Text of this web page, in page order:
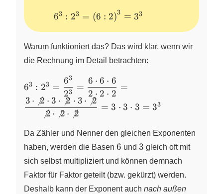
6^3 : 2^3
\right)^3
= 3^3
63 : 23 = (6 : 2)3 = 33
Warum funktioniert das? Das wird klar, wenn wir
die Rechnung im Detail betrachten:
6^3 : 2^3 =
\dfrac{6^3}
{2^3} =
\dfrac{6
\cdot 6}{2
\cdot 2
\cdot 2} =
\dfrac{3\,
\cdot
63 : 23 =
23
63
=
2 ⋅ 2 ⋅ 2
6 ⋅ 6 ⋅ 6
=

2 ⋅ 
2 ⋅ 
2
3 ⋅ 
2 ⋅ 3 ⋅ 
2 ⋅ 3 ⋅ 
2
= 3 ⋅ 3 ⋅ 3 = 33
Da Zähler und Nenner den gleichen Exponenten
haben, werden die Basen 6
6 und 3
3 gleich oft mit
sich selbst multipliziert und können demnach
Faktor für Faktor geteilt (bzw. gekürzt) werden.
Deshalb kann der Exponent auch nach außen